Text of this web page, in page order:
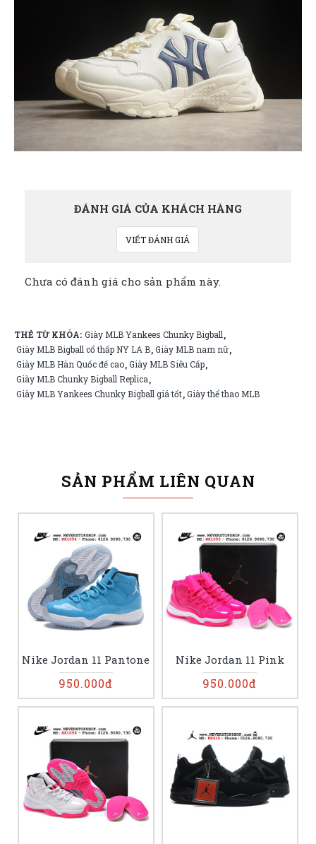
ĐÁNH GIÁ CỦA KHÁCH HÀNG
VIẾT ĐÁNH GIÁ
Chưa có đánh giá cho sản phẩm này.
THẺ TỪ KHÓA: Giày MLB Yankees Chunky Bigball,
Giày MLB Bigball cổ thấp NY LA B,Giày MLB nam nữ,
Giày MLB Hàn Quốc đế cao,Giày MLB Siêu Cấp,
Giày MLB Chunky Bigball Replica,
Giày MLB Yankees Chunky Bigball giá tốt,Giày thể thao MLB
SẢN PHẨM LIÊN QUAN
Nike Jordan 11 Pantone
950.000đ
Nike Jordan 11 Pink
950.000đ